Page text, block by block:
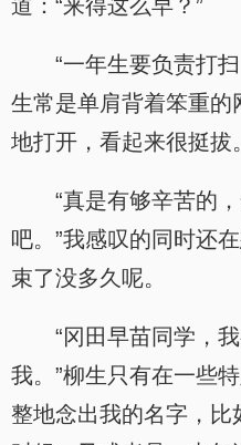
道：“来得这么早？”
“一年生要负责打
生常是单肩背着笨重的
地打开，看起来很挺拔。
“真是有够辛苦的
吧。”我感叹的同时还
束了没多久呢。
“冈田早苗同学，
我。”柳生只有在一些
整地念出我的名字，比